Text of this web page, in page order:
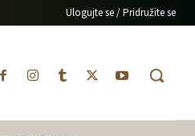
Ulogujte se / Pridružite se